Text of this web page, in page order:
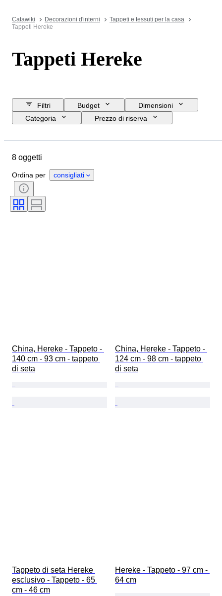
Catawiki Decorazioni d'interni
Tappeti e tessuti per la casa
Tappeti Hereke
Tappeti Hereke
Filtri Budget
Dimensioni
Categoria
Prezzo di riserva
Materiale
Colore
Modello
8 oggetti
Ordina per consigliati
China, Hereke - Tappeto -
140 cm - 93 cm - tappeto
di seta
China, Hereke - Tappeto -
124 cm - 98 cm - tappeto
di seta
Tappeto di seta Hereke
esclusivo - Tappeto - 65
cm - 46 cm
Hereke - Tappeto - 97 cm -
64 cm